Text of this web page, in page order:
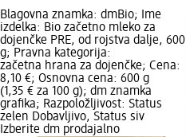
Blagovna znamka: dmBio; Ime
izdelka: Bio začetno mleko za
dojenčke PRE, od rojstva dalje, 600
g; Pravna kategorija:
začetna hrana za dojenčke; Cena:
8,10 €; Osnovna cena: 600 g
(1,35 € za 100 g); dm znamka
grafika; Razpoložljivost: Status
zelen Dobavljivo, Status siv
Izberite dm prodajalno